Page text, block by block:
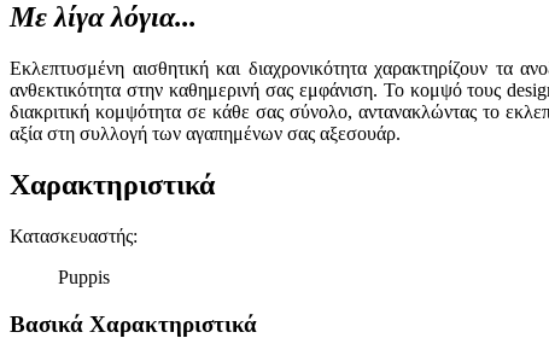
Με λίγα λόγια...
Εκλεπτυσμένη αισθητική και διαχρονικότητα χαρακτηρίζουν
ανθεκτικότητα στην καθημερινή σας εμφάνιση. Το κομψό τους
διακριτική κομψότητα σε κάθε σας σύνολο, αντανακλώντας το
αξία στη συλλογή των αγαπημένων σας αξεσουάρ.
Χαρακτηριστικά
Κατασκευαστής:
Puppis
Βασικά Χαρακτηριστικά